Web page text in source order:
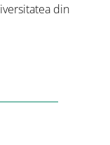
din